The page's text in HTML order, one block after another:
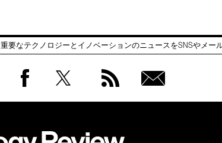
重要なテクノロジーとイノベーションのニュースをSNSやメー
会員